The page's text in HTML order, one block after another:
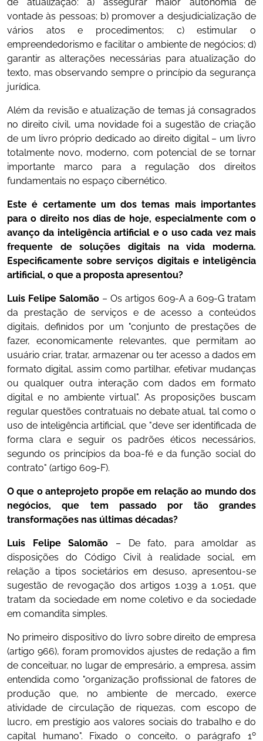
vontade às pessoas; b) promover a desjudicialização de
vários atos e procedimentos; c) estimular o
empreendedorismo e facilitar o ambiente de negócios; d)
garantir as alterações necessárias para atualização do
texto, mas observando sempre o princípio da segurança
jurídica.
Além da revisão e atualização de temas já consagrados
no direito civil, uma novidade foi a sugestão de criação
de um livro próprio dedicado ao direito digital – um livro
totalmente novo, moderno, com potencial de se tornar
importante marco para a regulação dos direitos
fundamentais no espaço cibernético.
Este é certamente um dos temas mais importantes
para o direito nos dias de hoje, especialmente com o
avanço da inteligência artificial e o uso cada vez mais
frequente de soluções digitais na vida moderna.
Especificamente sobre serviços digitais e inteligência
artificial, o que a proposta apresentou?
Luis Felipe Salomão – Os artigos 609-A a 609-G tratam
da prestação de serviços e de acesso a conteúdos
digitais, definidos por um "conjunto de prestações de
fazer, economicamente relevantes, que permitam ao
usuário criar, tratar, armazenar ou ter acesso a dados em
formato digital, assim como partilhar, efetivar mudanças
ou qualquer outra interação com dados em formato
digital e no ambiente virtual". As proposições buscam
regular questões contratuais no debate atual, tal como o
uso de inteligência artificial, que "deve ser identificada de
forma clara e seguir os padrões éticos necessários,
segundo os princípios da boa-fé e da função social do
contrato" (artigo 609-F).
O que o anteprojeto propõe em relação ao mundo dos
negócios, que tem passado por tão grandes
transformações nas últimas décadas?
Luis Felipe Salomão – De fato, para amoldar as
disposições do Código Civil à realidade social, em
relação a tipos societários em desuso, apresentou-se
sugestão de revogação dos artigos 1.039 a 1.051, que
tratam da sociedade em nome coletivo e da sociedade
em comandita simples.
No primeiro dispositivo do livro sobre direito de empresa
(artigo 966), foram promovidos ajustes de redação a fim
de conceituar, no lugar de empresário, a empresa, assim
entendida como "organização profissional de fatores de
produção que, no ambiente de mercado, exerce
atividade de circulação de riquezas, com escopo de
lucro, em prestígio aos valores sociais do trabalho e do
capital humano". Fixado o conceito, o parágrafo 1º